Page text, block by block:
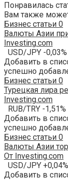
Понравилась
Вам также
Бизнес статьи 0
Валюты Азии
Investing.com
USD/JPY -
Добавить в
успешно
Бизнес статьи 0
Турецкая лира
Investing.com
RUB/TRY -
Добавить в
успешно
Бизнес статьи 0
Валюты Азии
От Investing.com
USD/JPY
Добавить в